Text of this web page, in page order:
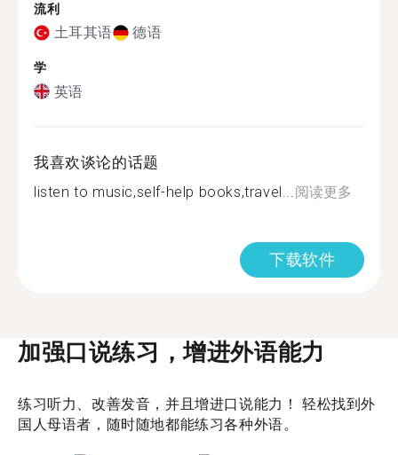
流利
土耳其语 德语
学
英语
我喜欢谈论的话题
listen to music,self-help books,travel... 阅读更多
下载软件
加强口说练习，增进外语能力
练习听力、改善发音，并且增进口说能力！ 轻松找到外
国人母语者，随时随地都能练习各种外语。